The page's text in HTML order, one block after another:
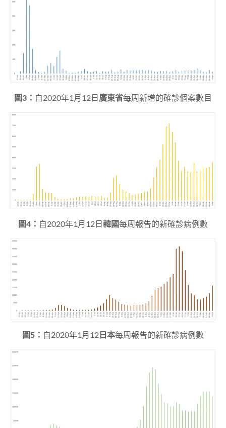
圖3 ： 自2020年1月12日廣東省每周新增的確診個案數目
圖4： 自2020年1月12日韓國每周報告的新確診病例數
圖5： 自2020年1月12日本每周報告的新確診病例數